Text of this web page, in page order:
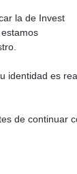
la de Invest
identidad es
de continuar